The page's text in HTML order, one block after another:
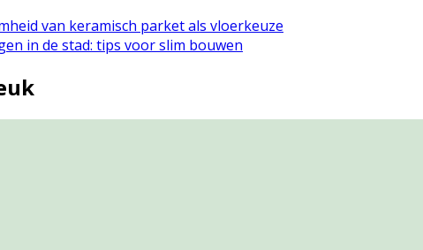
van keramisch parket als vloerkeuze
in de stad: tips voor slim bouwen